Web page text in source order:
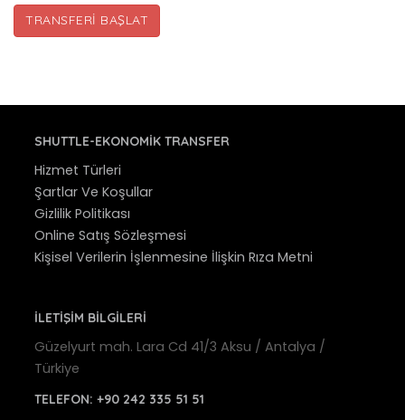
TRANSFERI BAŞLAT
SHUTTLE-EKONOMIK TRANSFER
Hizmet Türleri
Şartlar Ve Koşullar
Gizlilik Politikası
Online Satış Sözleşmesi
Kişisel Verilerin İşlenmesine İlişkin Rıza Metni
İLETİŞİM BİLGİLERİ
Güzelyurt mah. Lara Cd 41/3 Aksu / Antalya /
Türkiye
TELEFON: +90 242 335 51 51